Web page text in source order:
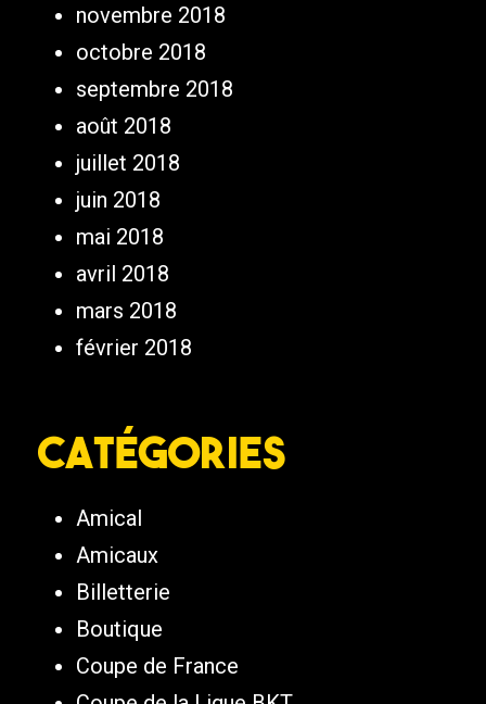
novembre 2018
octobre 2018
septembre 2018
août 2018
juillet 2018
juin 2018
mai 2018
avril 2018
mars 2018
février 2018
Catégories
Amical
Amicaux
Billetterie
Boutique
Coupe de France